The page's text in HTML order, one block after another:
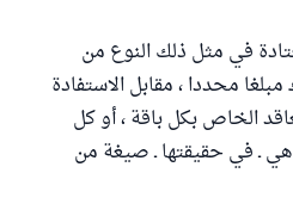
في مثل ذلك النوع من
محددا ، مقابل الاستفادة
الخاص بكل باقة ، أو كل
ـ في حقيقتها ـ صيغة من